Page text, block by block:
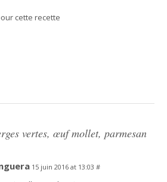
cette recette
vertes, œuf mollet, parmesan
15 juin 2016 at 13:03 #